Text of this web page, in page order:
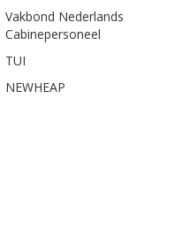
Vakbond Nederlands
Cabinepersoneel
TUI
NEWHEAP